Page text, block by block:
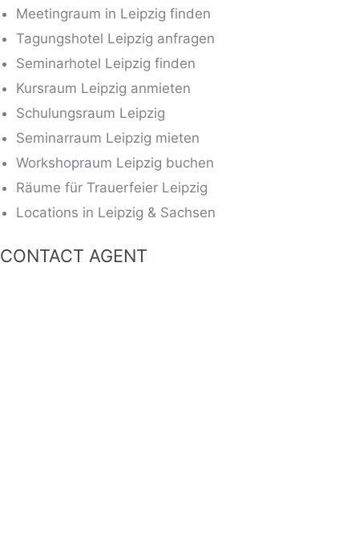
Meetingraum in Leipzig finden
Tagungshotel Leipzig anfragen
Seminarhotel Leipzig finden
Kursraum Leipzig anmieten
Schulungsraum Leipzig
Seminarraum Leipzig mieten
Workshopraum Leipzig buchen
Räume für Trauerfeier Leipzig
Locations in Leipzig & Sachsen
CONTACT AGENT